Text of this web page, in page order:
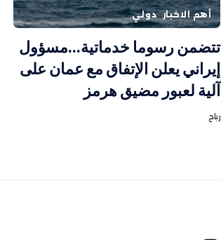
أهم الاخبار دولي
تتضمن رسوما خدماتية…مسؤول
إيراني يعلن الإتفاق مع عمان على
آلية لعبور مضيق هرمز
رباح